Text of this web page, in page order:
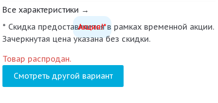
Все характеристики →
Акция!*
* Скидка предоставляется в рамках временной акции.
Зачеркнутая цена указана без скидки.
Товар распродан.
Смотреть другой вариант